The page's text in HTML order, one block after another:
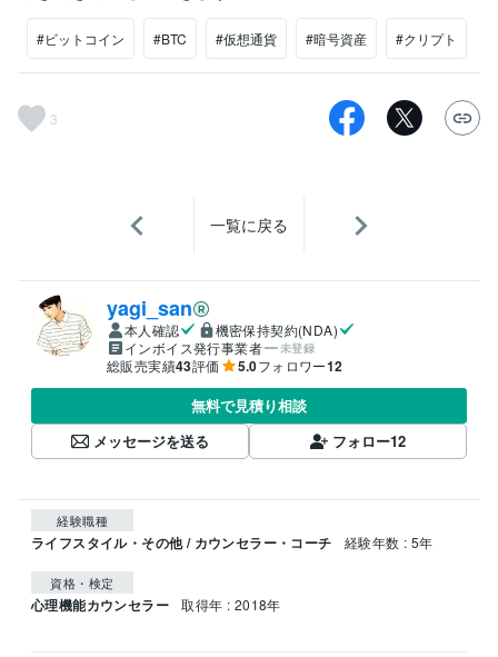
#ビットコイン #BTC #仮想通貨 #暗号資産 #クリプト
3
一覧に戻る
yagi_san
本人確認
機密保持契約(NDA)
インボイス発行事業者
未登録
総販売実績43評価 5.0フォロワー12
無料で見積り相談
メッセージを送る
フォロー12
経験職種
ライフスタイル・その他 / カウンセラー・コーチ 経験年数 : 5年
資格・検定
心理機能カウンセラー 取得年 : 2018年